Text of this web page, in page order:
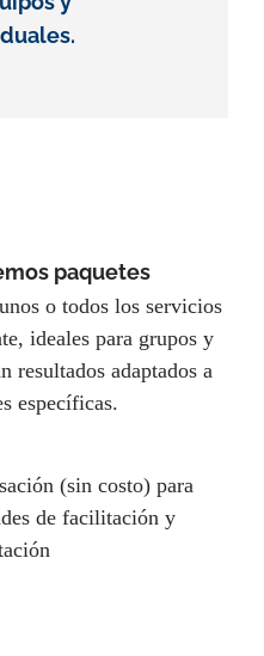
paquetes
o todos los servicios
ideales para grupos y
resultados adaptados a
específicas.
(sin costo) para
de facilitación y